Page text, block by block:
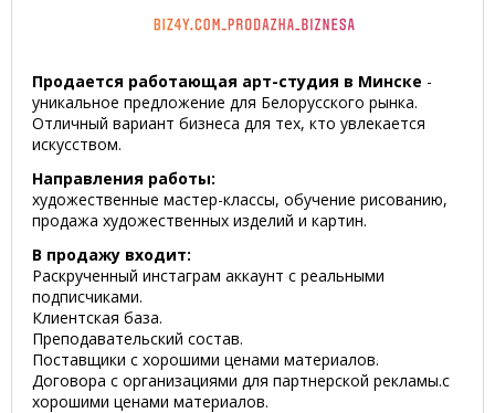
Продается работающая арт-студия в Минске -
уникальное предложение для Белорусского рынка.
Отличный вариант бизнеса для тех, кто увлекается
искусством.
Направления работы:
художественные мастер-классы, обучение рисованию,
продажа художественных изделий и картин.
В продажу входит:
Раскрученный инстаграм аккаунт с реальными
подписчиками.
Клиентская база.
Преподавательский состав.
Поставщики с хорошими ценами материалов.
Договора с организациями для партнерской рекламы.с
хорошими ценами материалов.